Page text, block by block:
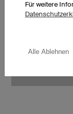
Bei
Für weitere
Alle Ablehnen